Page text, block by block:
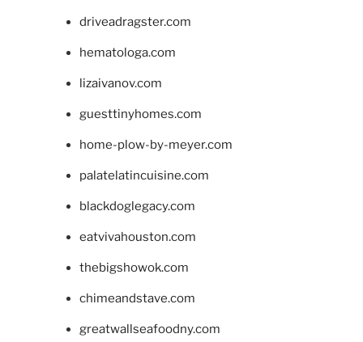
driveadragster.com
hematologa.com
lizaivanov.com
guesttinyhomes.com
home-plow-by-meyer.com
palatelatincuisine.com
blackdoglegacy.com
eatvivahouston.com
thebigshowok.com
chimeandstave.com
greatwallseafoodny.com